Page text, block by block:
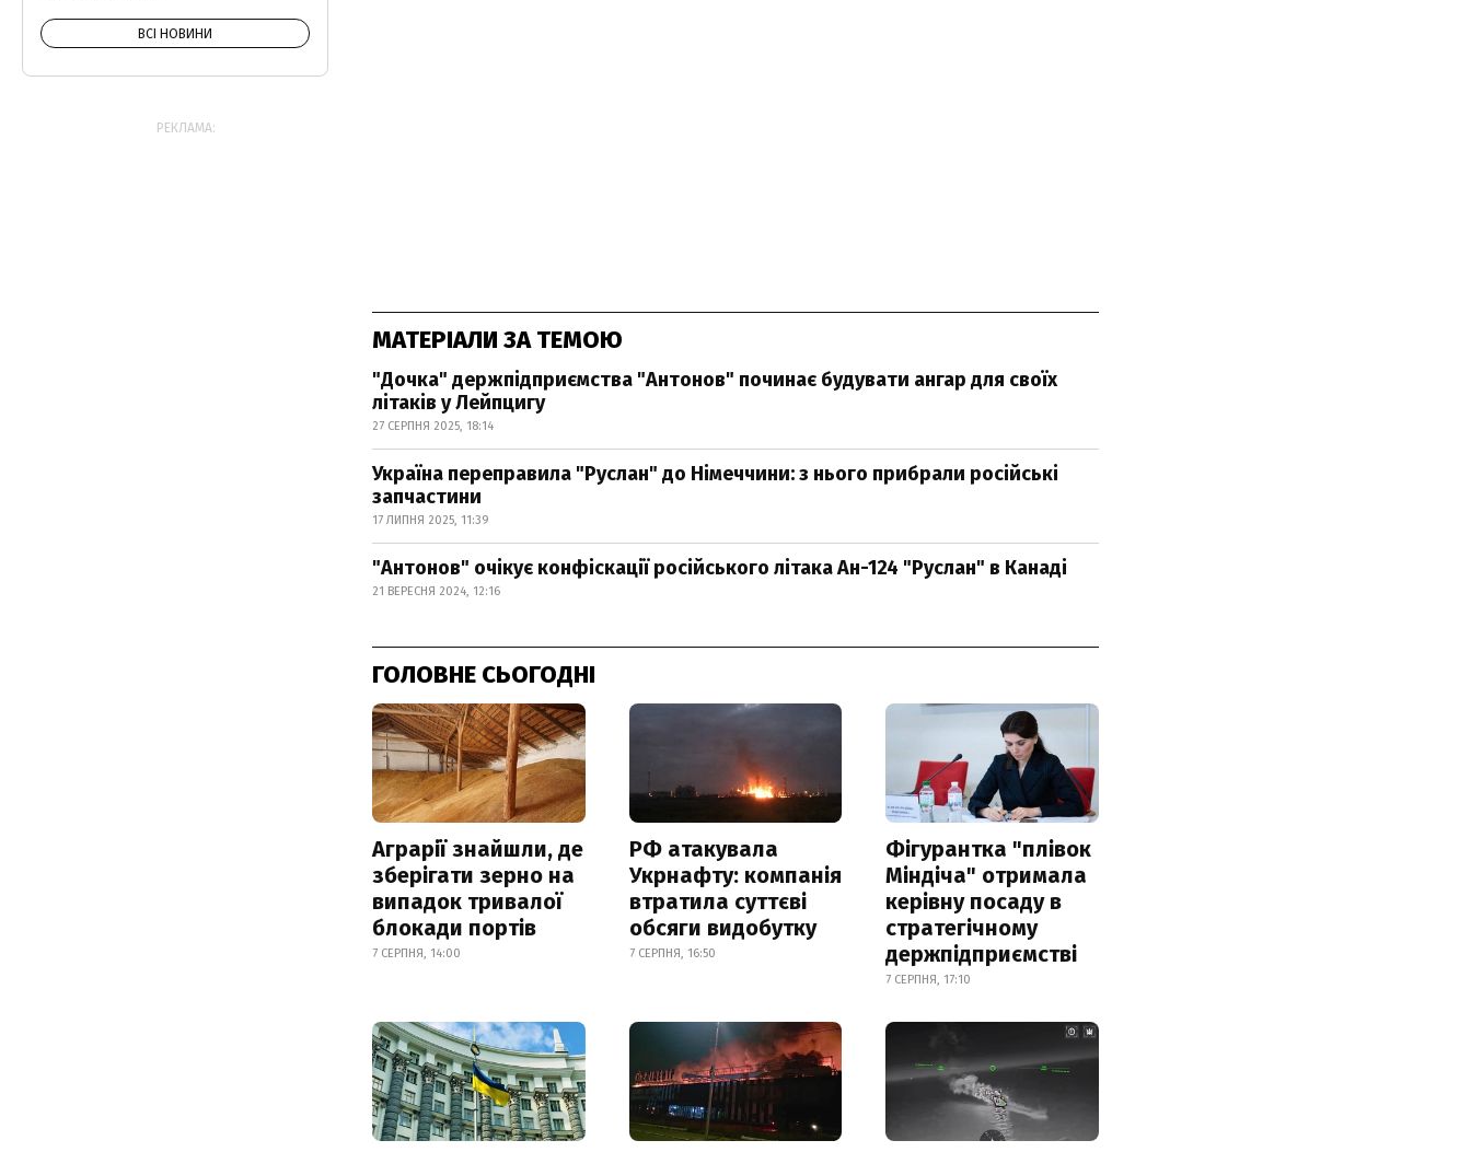
МАТЕРІАЛИ ЗА ТЕМОЮ
"Дочка" держпідприємства "Антонов" починає будувати ангар для своїх
літаків у Лейпцигу
27 СЕРПНЯ 2025, 18:14
Україна переправила "Руслан" до Німеччини: з нього прибрали російські
запчастини
17 ЛИПНЯ 2025, 11:39
"Антонов" очікує конфіскації російського літака Ан-124 "Руслан" в Канаді
21 ВЕРЕСНЯ 2024, 12:16
ГОЛОВНЕ СЬОГОДНІ
Аграрії знайшли, де
зберігати зерно на
випадок тривалої
блокади портів
7 СЕРПНЯ, 14:00
РФ атакувала
Укрнафту: компанія
втратила суттєві
обсяги видобутку
7 СЕРПНЯ, 16:50
Фігурантка "плівок
Міндіча" отримала
керівну посаду в
стратегічному
держпідприємстві
7 СЕРПНЯ, 17:10
ВСІ НОВИНИ
РЕКЛАМА: